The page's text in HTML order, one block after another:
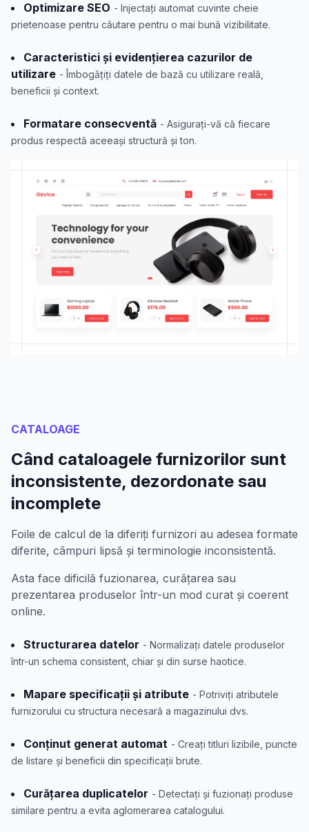
Optimizare SEO - Injectați automat cuvinte cheie
prietenoase pentru căutare pentru o mai bună vizibilitate.
Caracteristici și evidențierea cazurilor de
utilizare - Îmbogățiți datele de bază cu utilizare reală,
beneficii și context.
Formatare consecventă - Asigurați-vă că fiecare
produs respectă aceeași structură și ton.
CATALOAGE
Când cataloagele furnizorilor sunt
inconsistente, dezordonate sau
incomplete
Foile de calcul de la diferiți furnizori au adesea formate
diferite, câmpuri lipsă și terminologie inconsistentă.
Asta face dificilă fuzionarea, curățarea sau
prezentarea produselor într-un mod curat și coerent
online.
Structurarea datelor - Normalizați datele produselor
într-un schema consistent, chiar și din surse haotice.
Mapare specificații și atribute - Potriviți atributele
furnizorului cu structura necesară a magazinului dvs.
Conținut generat automat - Creați titluri lizibile, puncte
de listare și beneficii din specificații brute.
Curățarea duplicatelor - Detectați și fuzionați produse
similare pentru a evita aglomerarea catalogului.